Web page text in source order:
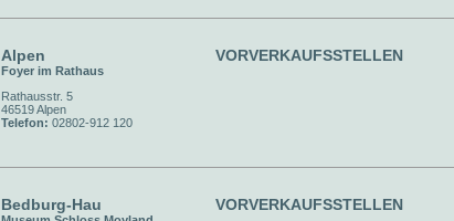
Alpen
Foyer im Rathaus
Rathausstr. 5
46519 Alpen
Telefon: 02802-912 120
VORVERKAUFSSTELLEN
Bedburg-Hau VORVERKAUFSSTELLEN